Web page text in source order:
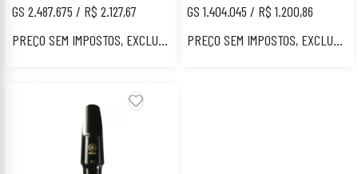
GS 2.487.675 / R$ 2.127,67
PREÇO SEM IMPOSTOS, EXCLUSIVO PARA ESTRANGEIROS.
GS 1.404.045 / R$ 1.200,86
PREÇO SEM IMPOSTOS, EXCLUSIVO PARA ESTRANGEIROS.